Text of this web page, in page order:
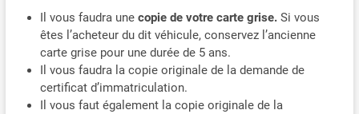
Il vous faudra unecopie de votre carte grise.Si vous
êtes l’acheteur du dit véhicule, conservez l’ancienne
carte grise pour une durée de 5 ans.
Il vous faudra la copie originale de la demande de
certificat d’immatriculation.
Il vous faut également la copie originale de la